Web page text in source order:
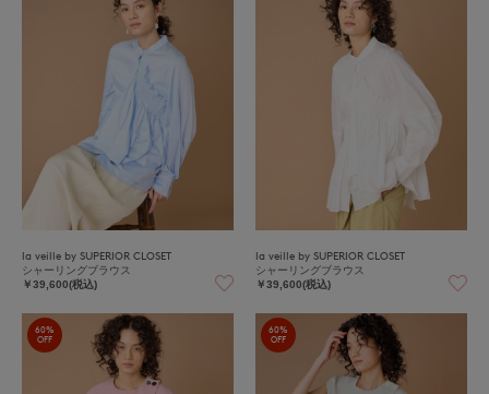
la veille by SUPERIOR CLOSET
シャーリングブラウス
￥39,600(税込)
la veille by SUPERIOR CLOSET
シャーリングブラウス
￥39,600(税込)
60%
OFF
60%
OFF